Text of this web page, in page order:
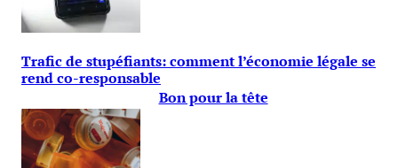
Trafic de stupéfiants: comment l’économie légale se
rend co-responsable
Bon pour la tête